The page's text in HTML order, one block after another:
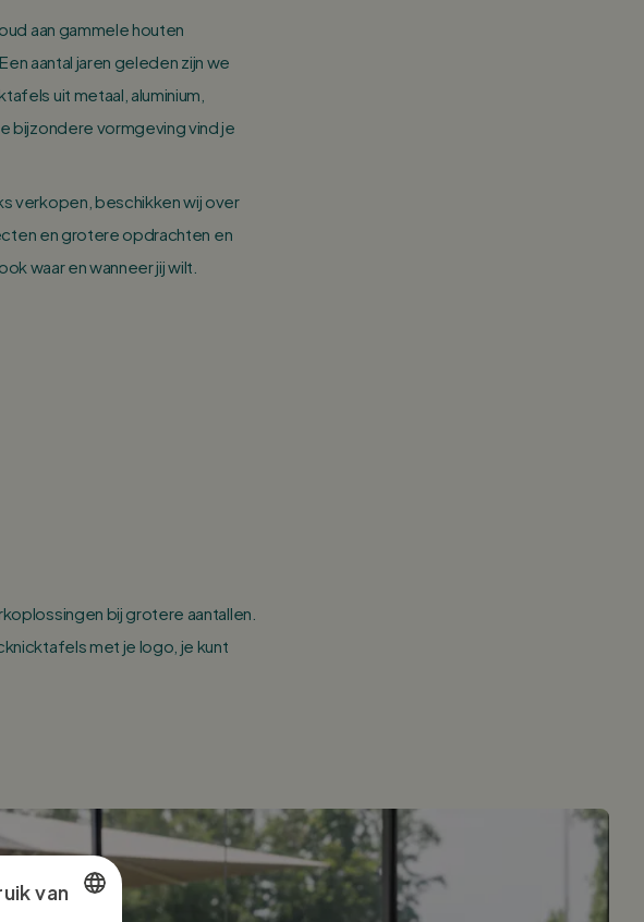
aan gammele houten
aantal jaren geleden zijn we
uit metaal, aluminium,
bijzondere vormgeving vind je
verkopen, beschikken wij over
en grotere opdrachten en
waar en wanneer jij wilt.
bij grotere aantallen.
met je logo, je kunt
van